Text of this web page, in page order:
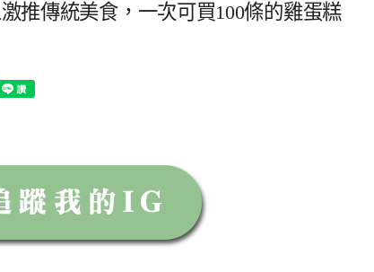
推傳統美食，一次可買100條的雞蛋糕